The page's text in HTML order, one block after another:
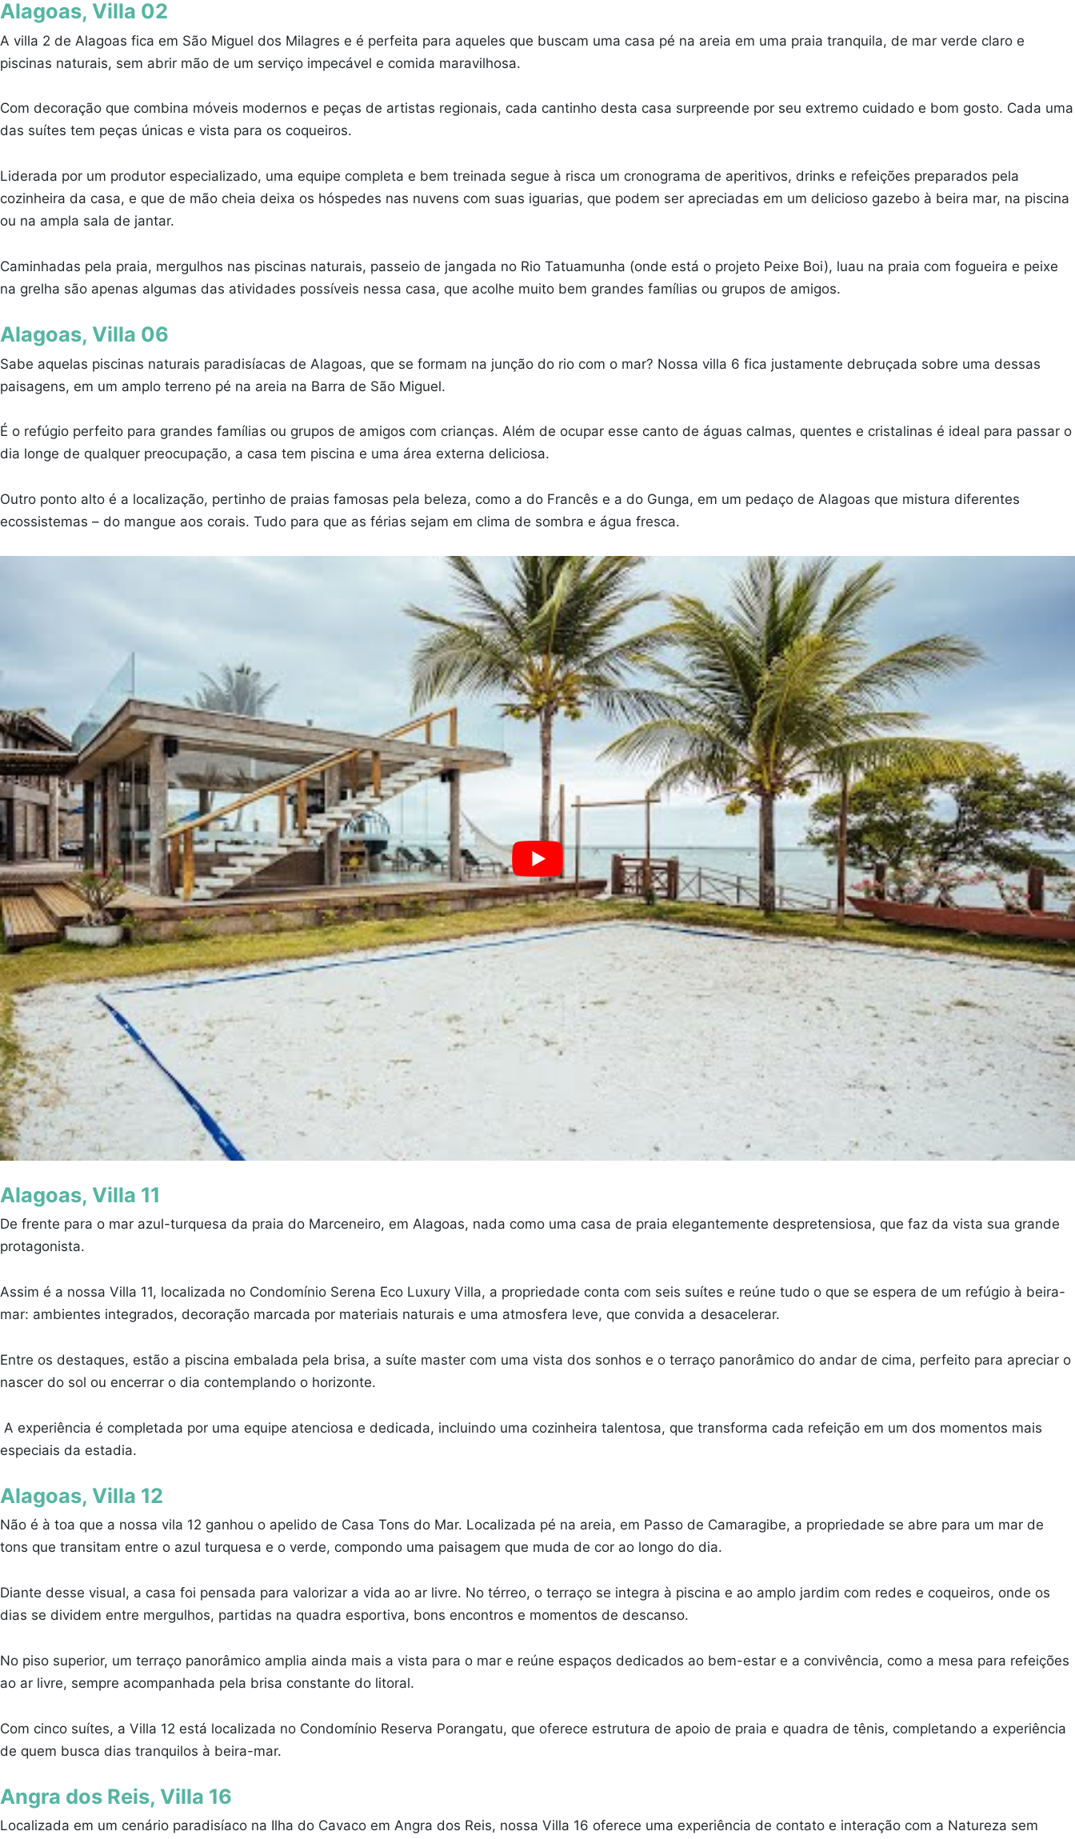
Alagoas, Villa 02
A villa 2 de Alagoas fica em São Miguel dos Milagres e é perfeita para aqueles que buscam uma casa pé na areia em uma praia tranquila, de mar verde claro e
piscinas naturais, sem abrir mão de um serviço impecável e comida maravilhosa.
Com decoração que combina móveis modernos e peças de artistas regionais, cada cantinho desta casa surpreende por seu extremo cuidado e bom gosto. Cada uma
das suítes tem peças únicas e vista para os coqueiros.
Liderada por um produtor especializado, uma equipe completa e bem treinada segue à risca um cronograma de aperitivos, drinks e refeições preparados pela
cozinheira da casa, e que de mão cheia deixa os hóspedes nas nuvens com suas iguarias, que podem ser apreciadas em um delicioso gazebo à beira mar, na piscina
ou na ampla sala de jantar.
Caminhadas pela praia, mergulhos nas piscinas naturais, passeio de jangada no Rio Tatuamunha (onde está o projeto Peixe Boi), luau na praia com fogueira e peixe
na grelha são apenas algumas das atividades possíveis nessa casa, que acolhe muito bem grandes famílias ou grupos de amigos.
Alagoas, Villa 06
Sabe aquelas piscinas naturais paradisíacas de Alagoas, que se formam na junção do rio com o mar? Nossa villa 6 fica justamente debruçada sobre uma dessas
paisagens, em um amplo terreno pé na areia na Barra de São Miguel.
É o refúgio perfeito para grandes famílias ou grupos de amigos com crianças. Além de ocupar esse canto de águas calmas, quentes e cristalinas é ideal para passar o
dia longe de qualquer preocupação, a casa tem piscina e uma área externa deliciosa.
Outro ponto alto é a localização, pertinho de praias famosas pela beleza, como a do Francês e a do Gunga, em um pedaço de Alagoas que mistura diferentes
ecossistemas – do mangue aos corais. Tudo para que as férias sejam em clima de sombra e água fresca.
Alagoas, Villa 11
De frente para o mar azul-turquesa da praia do Marceneiro, em Alagoas, nada como uma casa de praia elegantemente despretensiosa, que faz da vista sua grande
protagonista.
Assim é a nossa Villa 11, localizada no Condomínio Serena Eco Luxury Villa, a propriedade conta com seis suítes e reúne tudo o que se espera de um refúgio à beira-
mar: ambientes integrados, decoração marcada por materiais naturais e uma atmosfera leve, que convida a desacelerar.
Entre os destaques, estão a piscina embalada pela brisa, a suíte master com uma vista dos sonhos e o terraço panorâmico do andar de cima, perfeito para apreciar o
nascer do sol ou encerrar o dia contemplando o horizonte.
A experiência é completada por uma equipe atenciosa e dedicada, incluindo uma cozinheira talentosa, que transforma cada refeição em um dos momentos mais
especiais da estadia.
Alagoas, Villa 12
Não é à toa que a nossa vila 12 ganhou o apelido de Casa Tons do Mar. Localizada pé na areia, em Passo de Camaragibe, a propriedade se abre para um mar de
tons que transitam entre o azul turquesa e o verde, compondo uma paisagem que muda de cor ao longo do dia.
Diante desse visual, a casa foi pensada para valorizar a vida ao ar livre. No térreo, o terraço se integra à piscina e ao amplo jardim com redes e coqueiros, onde os
dias se dividem entre mergulhos, partidas na quadra esportiva, bons encontros e momentos de descanso.
No piso superior, um terraço panorâmico amplia ainda mais a vista para o mar e reúne espaços dedicados ao bem-estar e a convivência, como a mesa para refeições
ao ar livre, sempre acompanhada pela brisa constante do litoral.
Com cinco suítes, a Villa 12 está localizada no Condomínio Reserva Porangatu, que oferece estrutura de apoio de praia e quadra de tênis, completando a experiência
de quem busca dias tranquilos à beira-mar.
Angra dos Reis, Villa 16
Localizada em um cenário paradisíaco na Ilha do Cavaco em Angra dos Reis, nossa Villa 16 oferece uma experiência de contato e interação com a Natureza sem